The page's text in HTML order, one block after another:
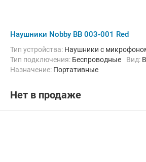
Наушники Nobby BB 003-001 Red
Тип устройства: Наушники с
Тип подключения: Беспроводные Вид:
Назначение: Портативные
Нет в продаже